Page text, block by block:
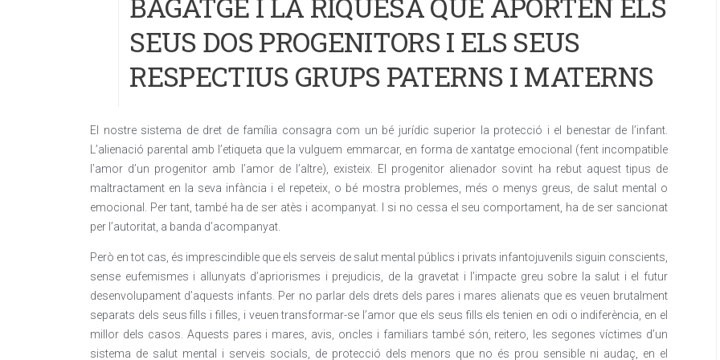
SEUS DOS PROGENITORS I ELS SEUS
RESPECTIUS GRUPS PATERNS I MATERNS
El nostre sistema de dret de família consagra com un bé jurídic superior la protecció i el benestar de l’infant.
L’alienació parental amb l’etiqueta que la vulguem emmarcar, en forma de xantatge emocional (fent incompatible
l’amor d’un progenitor amb l’amor de l’altre), existeix. El progenitor alienador sovint ha rebut aquest tipus de
maltractament en la seva infància i el repeteix, o bé mostra problemes, més o menys greus, de salut mental o
emocional. Per tant, també ha de ser atès i acompanyat. I si no cessa el seu comportament, ha de ser sancionat
per l’autoritat, a banda d’acompanyat.
Però en tot cas, és imprescindible que els serveis de salut mental públics i privats infantojuvenils siguin conscients,
sense eufemismes i allunyats d’apriorismes i prejudicis, de la gravetat i l’impacte greu sobre la salut i el futur
desenvolupament d’aquests infants. Per no parlar dels drets dels pares i mares alienats que es veuen brutalment
separats dels seus fills i filles, i veuen transformar-se l’amor que els seus fills els tenien en odi o indiferència, en el
millor dels casos. Aquests pares i mares, avis, oncles i familiars també són, reitero, les segones víctimes d’un
sistema de salut mental i serveis socials, de protecció dels menors que no és prou sensible ni audaç, en el